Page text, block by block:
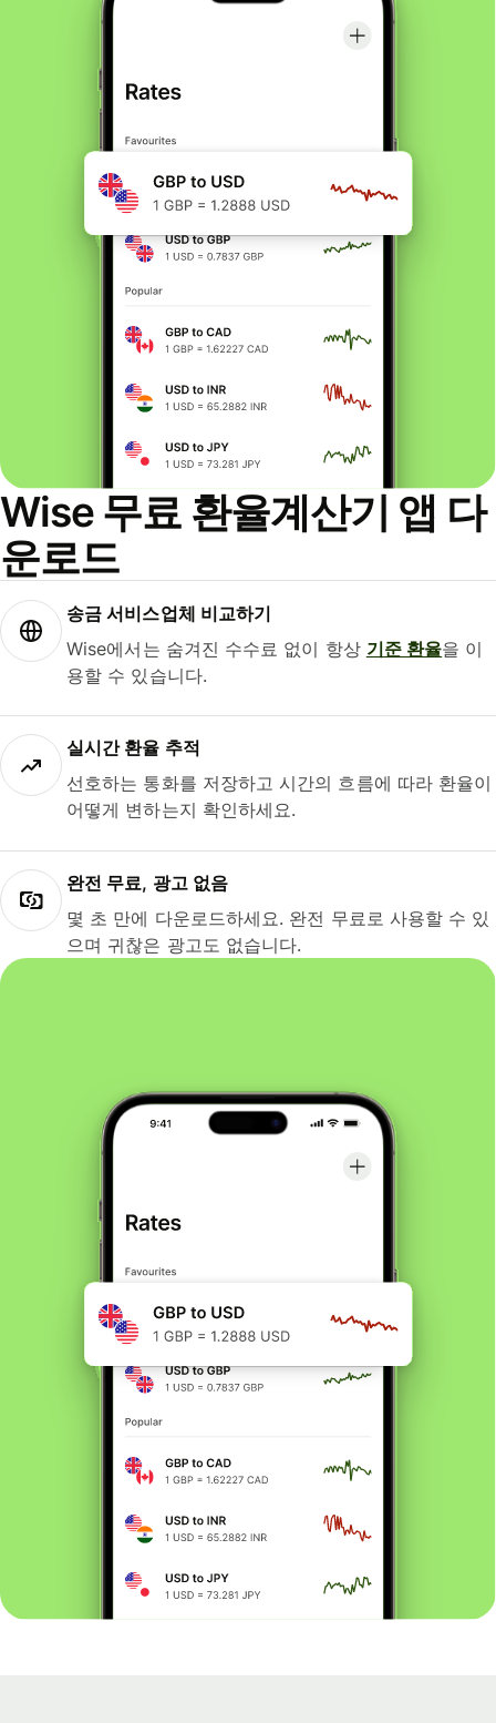
Wise 무료 환율계산기 앱 다
운로드
송금 서비스업체 비교하기
Wise에서는 숨겨진 수수료 없이 항상 기준 환율을 이
용할 수 있습니다.
실시간 환율 추적
선호하는 통화를 저장하고 시간의 흐름에 따라 환율이
어떻게 변하는지 확인하세요.
완전 무료, 광고 없음
몇 초 만에 다운로드하세요. 완전 무료로 사용할 수 있
으며 귀찮은 광고도 없습니다.